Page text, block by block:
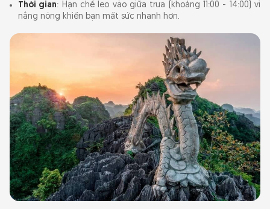
Thời gian: Hạn chế leo vào giữa trưa (khoảng 11:00 - 14:00) vì
nắng nóng khiến bạn mất sức nhanh hơn.